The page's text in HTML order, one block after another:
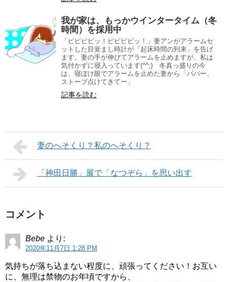
我が家は、もっかウインタータイム（冬
時間）を採用中
「ピピピピッ！ピピピピッ！」妻アンがアラームセ
ットした目覚まし時計が「起床時間の到来」を告げ
ます。妻の手が伸びてアラームを止めますが、私は
気付かずに寝入っています(^^;) 冬真っ盛りの今
は、寝ぼけ眼でアラームを止めた妻から「パパー、
ストーブ点けてきてー」
記事を読む
妻のへそくり？私のへそくり？
「神田日勝」展で「なつぞら」を思い出す
コメント
Bebe より:
2020年11月7日 1:28 PM
気持ちが落ち込まない程度に、頑張ってください！お互い
に、無理は禁物のお年頃ですから、